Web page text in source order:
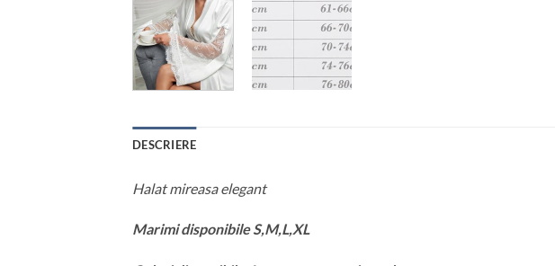
DESCRIERE
Halat mireasa elegant
Marimi disponibile S,M,L,XL